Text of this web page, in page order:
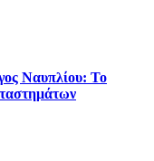
Ναυπλίου: Το